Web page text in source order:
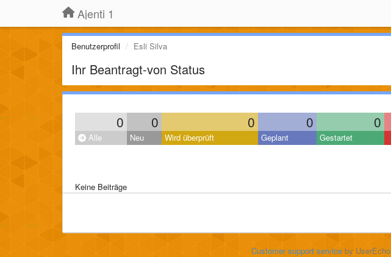
Ajenti 1
Benutzerprofil Esli Silva
Ihr Beantragt-von Status
0 0 0 0 0
Alle Neu Wird überprüft Geplant Gestartet
Keine Beiträge
Customer support serviceby UserEcho